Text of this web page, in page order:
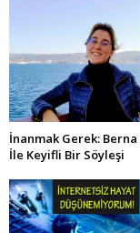
İnanmak Gerek: Berna
İle Keyifli Bir Söyleşi